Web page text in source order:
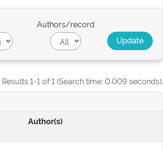
Authors/record
Results 1-1 of 1 (Search time: 0.009 seconds).
Author(s)